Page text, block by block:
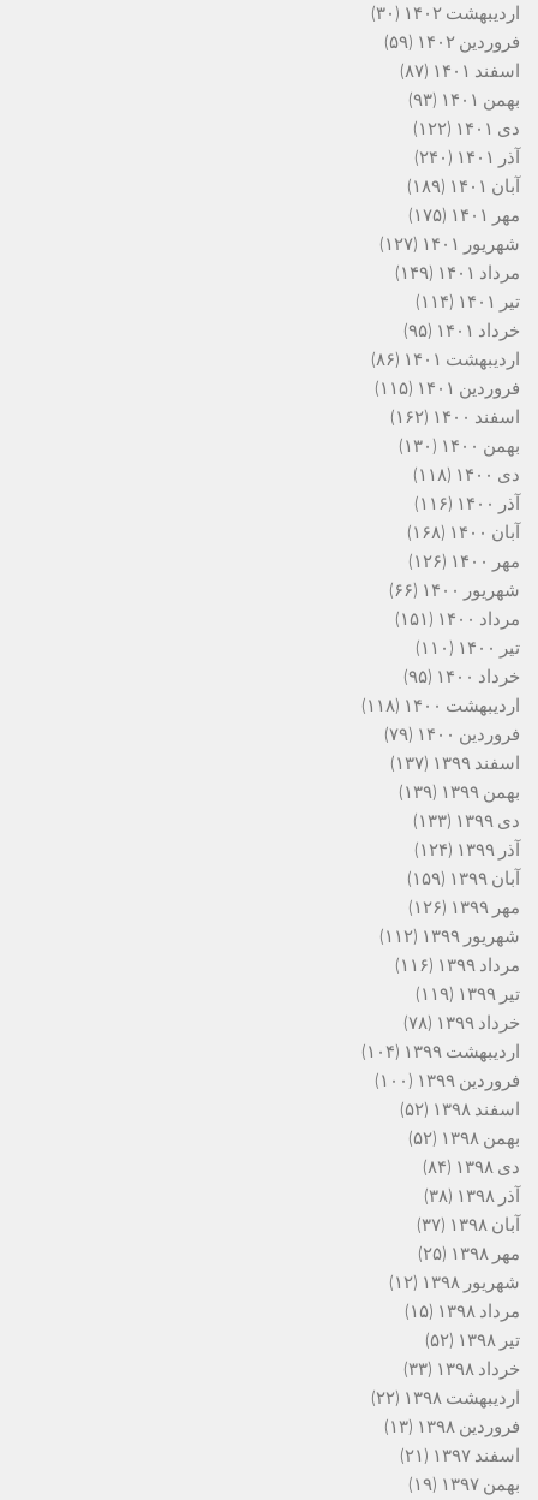
اردیبهشت ۱۴۰۲
(۳۰)
فروردین ۱۴۰۲
(۵۹)
اسفند ۱۴۰۱
(۸۷)
بهمن ۱۴۰۱
(۹۳)
دی ۱۴۰۱
(۱۲۲)
آذر ۱۴۰۱
(۲۴۰)
آبان ۱۴۰۱
(۱۸۹)
مهر ۱۴۰۱
(۱۷۵)
شهریور ۱۴۰۱
(۱۲۷)
مرداد ۱۴۰۱
(۱۴۹)
تیر ۱۴۰۱
(۱۱۴)
خرداد ۱۴۰۱
(۹۵)
اردیبهشت ۱۴۰۱
(۸۶)
فروردین ۱۴۰۱
(۱۱۵)
اسفند ۱۴۰۰
(۱۶۲)
بهمن ۱۴۰۰
(۱۳۰)
دی ۱۴۰۰
(۱۱۸)
آذر ۱۴۰۰
(۱۱۶)
آبان ۱۴۰۰
(۱۶۸)
مهر ۱۴۰۰
(۱۲۶)
شهریور ۱۴۰۰
(۶۶)
مرداد ۱۴۰۰
(۱۵۱)
تیر ۱۴۰۰
(۱۱۰)
خرداد ۱۴۰۰
(۹۵)
اردیبهشت ۱۴۰۰
(۱۱۸)
فروردین ۱۴۰۰
(۷۹)
اسفند ۱۳۹۹
(۱۳۷)
بهمن ۱۳۹۹
(۱۳۹)
دی ۱۳۹۹
(۱۳۳)
آذر ۱۳۹۹
(۱۲۴)
آبان ۱۳۹۹
(۱۵۹)
مهر ۱۳۹۹
(۱۲۶)
شهریور ۱۳۹۹
(۱۱۲)
مرداد ۱۳۹۹
(۱۱۶)
تیر ۱۳۹۹
(۱۱۹)
خرداد ۱۳۹۹
(۷۸)
اردیبهشت ۱۳۹۹
(۱۰۴)
فروردین ۱۳۹۹
(۱۰۰)
اسفند ۱۳۹۸
(۵۲)
بهمن ۱۳۹۸
(۵۲)
دی ۱۳۹۸
(۸۴)
آذر ۱۳۹۸
(۳۸)
آبان ۱۳۹۸
(۳۷)
مهر ۱۳۹۸
(۲۵)
شهریور ۱۳۹۸
(۱۲)
مرداد ۱۳۹۸
(۱۵)
تیر ۱۳۹۸
(۵۲)
خرداد ۱۳۹۸
(۳۳)
اردیبهشت ۱۳۹۸
(۲۲)
فروردین ۱۳۹۸
(۱۳)
اسفند ۱۳۹۷
(۲۱)
بهمن ۱۳۹۷
(۱۹)